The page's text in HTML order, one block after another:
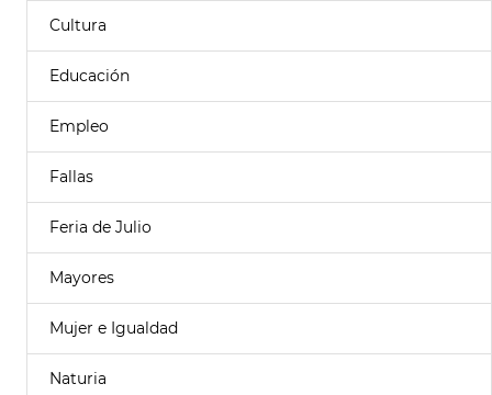
Cultura
Educación
Empleo
Fallas
Feria de Julio
Mayores
Mujer e Igualdad
Naturia